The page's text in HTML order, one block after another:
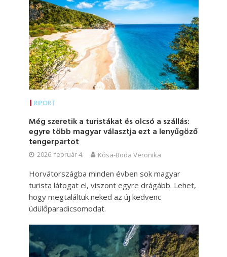
RIPORT
Még szeretik a turistákat és olcsó a szállás:
egyre több magyar választja ezt a lenyűgöző
tengerpartot
2026. február 4. Kósa-Boda Veronika
Horvátországba minden évben sok magyar
turista látogat el, viszont egyre drágább. Lehet,
hogy megtaláltuk neked az új kedvenc
üdülőparadicsomodat.